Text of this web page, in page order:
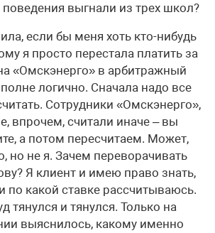
поведения выгнали из трех школ?
если бы меня хоть кто-нибудь
я просто перестала платить за
«Омскэнерго» в арбитражный
логично. Сначала надо все
Сотрудники «Омскэнерго»,
впрочем, считали иначе – вы
а потом пересчитаем. Может,
но не я. Зачем переворачивать
Я клиент и имею право знать,
по какой ставке рассчитываюсь.
тянулся и тянулся. Только на
выяснилось, какому именно